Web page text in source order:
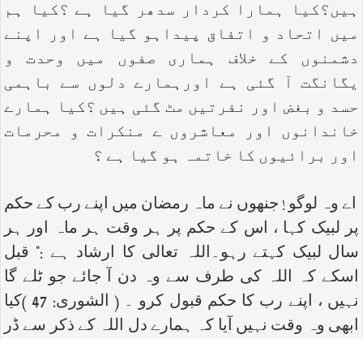
ہیں؟کیا ہمارا کردار سدھر گیا ہے ؟کیا ہم
میں اتحاد و اتفاق پیداہو گیا ہے اور اپنے
دشمنوں کے خلاف ہماری صفوں میں وحدت و
یگانگت آ گئی ہے اورہمارے دلوں سے باہمی
حسد و بغض اور نفرتیں مٹ گئی ہیں ؟کیا ہمارے
خاندانوں اور معاشروں ے منکرات و محرمات
اور برائیوں کا خاتمہ ہو گیا ہے ؟
اے وہ لوگو ! جنھوں نے ماہ رمضان میں اپنے رب کے حکم
پر لبیک کہا ، اس کے حکم پر ہر وقت ہر ماہ اور ہر
سال لبیک کہتے رہو۔اللہ تعالی کا ارشاد ہے :" قبل
اسکے کہ اللہ کی طرف سے وہ دن آ جائے جو ٹلے گا
نہیں ، اپنے رب کا حکم قبول کرو ۔ ( الشوری: 47 )کیا
ابھی وہ وقت نہیں آیا کہ ہمارے دل اللہ کے ذکر سے ڈر